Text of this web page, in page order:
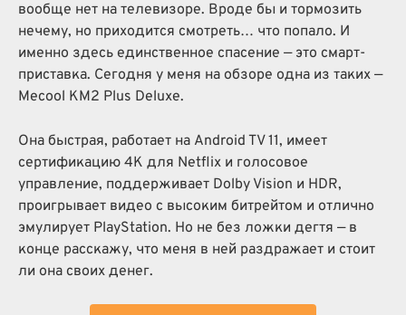
вообще нет на телевизоре. Вроде бы и тормозить
нечему, но приходится смотреть… что попало. И
именно здесь единственное спасение — это смарт-
приставка. Сегодня у меня на обзоре одна из таких —
Mecool KM2 Plus Deluxe.
Она быстрая, работает на Android TV 11, имеет
сертификацию 4К для Netflix и голосовое
управление, поддерживает Dolby Vision и HDR,
проигрывает видео с высоким битрейтом и отлично
эмулирует PlayStation. Но не без ложки дегтя — в
конце расскажу, что меня в ней раздражает и стоит
ли она своих денег.